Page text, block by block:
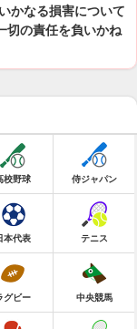
かなる損害について
切の責任を負いかね
校野球 侍ジャパン
本代表 テニス
グビー 中央競馬